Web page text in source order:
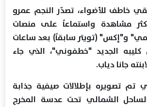
للأضواء، تصدّر النجم عمرو
مشاهدة واستماعاً على منصات
و"إكس" (تويتر سابقاً) بعد ساعات
الجديد "خطفوني"، الذي جاء
جانا دياب.
تم تصويره بإطلالات صيفية جذابة
الشمالي تحت عدسة المخرج